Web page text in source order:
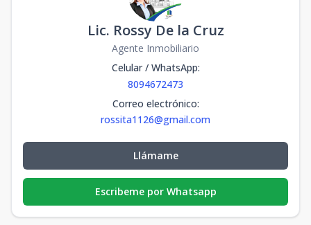
Lic. Rossy De la Cruz
Agente Inmobiliario
Celular / WhatsApp:
8094672473
Correo electrónico:
rossita1126@gmail.com
Llámame
Escribeme por Whatsapp